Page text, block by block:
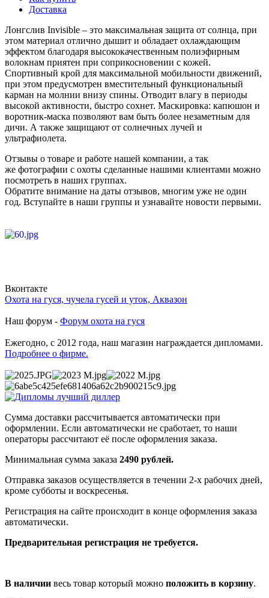
Доставка
Лонгслив Invisible – это максимальная защита от солнца, при
этом материал отлично дышит и обладает охлаждающим
эффектом благодаря высококачественным полиэфирным
волокнам приятен при соприкосновении с кожей.
Спортивный крой для максимальной мобильности движений,
при этом предусмотрен вместительный функциональный
карман на молнии внизу спины. Отводит влагу в периоды
высокой активности, быстро сохнет. Маскировка: капюшон и
воротник-маска позволяют вам быть более незаметным для
дичи. А также защищают от солнечных лучей и
ультрафиолета.
Отзывы о товаре и работе нашей компании, а так
же фотографии с охоты сделанные нашими клиентами можно
посмотреть в наших группах.
Обратите внимание на даты отзывов, многим уже не один
год. Вступайте в наши группы и узнавайте новости первыми.
Вконтакте
Охота на гуся, чучела гусей и уток, Аквазон
Наш форум - Форум охота на гуся
Ежегодно, с 2012 года, наш магазин награждается дипломами.
Подробнее о фирме.
Сумма доставки рассчитывается автоматически при
оформлении. Если автоматически не сработает, то наши
операторы рассчитают её после оформления заказа.
Минимальная сумма заказа 2490 рублей.
Отправка заказов осуществляется в течении 2-х рабочих дней,
кроме субботы и воскресенья.
Регистрация на сайте происходит в конце оформления заказа
автоматически.
Предварительная регистрация не требуется.
В наличии весь товар который можно положить в корзину.